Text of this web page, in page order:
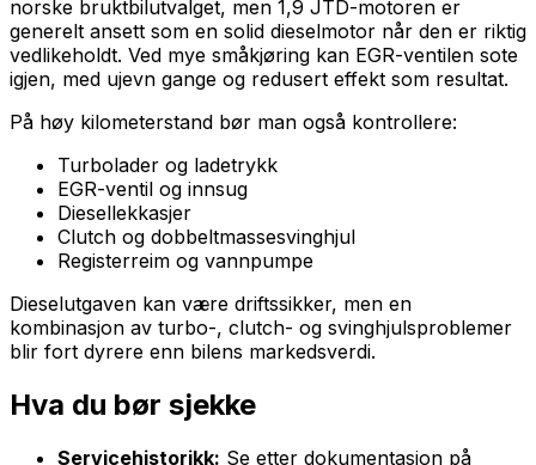
norske bruktbilutvalget, men 1,9 JTD-motoren er
generelt ansett som en solid dieselmotor når den er riktig
vedlikeholdt. Ved mye småkjøring kan EGR-ventilen sote
igjen, med ujevn gange og redusert effekt som resultat.
På høy kilometerstand bør man også kontrollere:
Turbolader og ladetrykk
EGR-ventil og innsug
Diesellekkasjer
Clutch og dobbeltmassesvinghjul
Registerreim og vannpumpe
Dieselutgaven kan være driftssikker, men en
kombinasjon av turbo-, clutch- og svinghjulsproblemer
blir fort dyrere enn bilens markedsverdi.
Hva du bør sjekke
Servicehistorikk: Se etter dokumentasjon på